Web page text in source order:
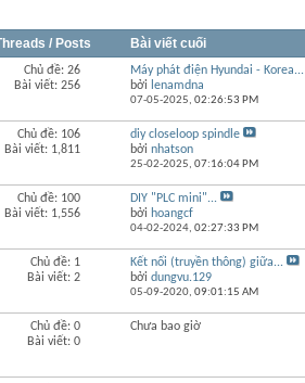
/ Posts Bài viết cuối
Chủ đề: 26
Bài viết: 256
Máy phát điện Hyundai - Korea...
bởi lenamdna
07-05-2025,02:26:53 PM
Chủ đề: 106
Bài viết: 1,811
diy closeloop spindle
bởinhatson
25-02-2025,07:16:04 PM
Chủ đề: 100
Bài viết: 1,556
DIY "PLC mini"...
bởi hoangcf
04-02-2024,02:27:33 PM
Chủ đề: 1
Bài viết: 2
Kết nối (truyền thông) giữa...
bởidungvu.129
05-09-2020,09:01:15 AM
Chủ đề: 0
Bài viết: 0
Chưa bao giờ